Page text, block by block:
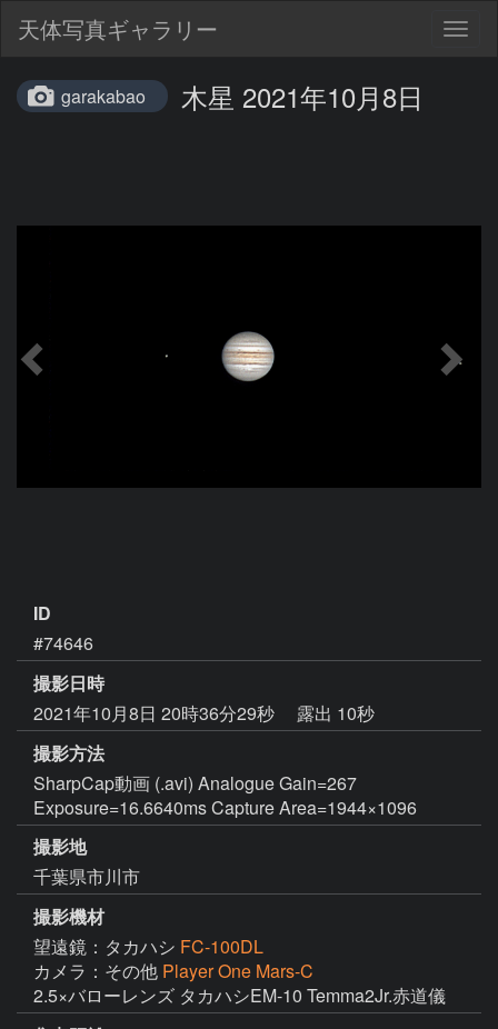
天体写真ギャラリー
garakabao 木星 2021年10月8日
ID
#74646
撮影日時
2021年10月8日 20時36分29秒
露出 10秒
撮影方法
SharpCap動画 (.avi) Analogue Gain=267
Exposure=16.6640ms Capture Area=1944×1096
撮影地
千葉県市川市
撮影機材
望遠鏡：タカハシ FC-100DL
カメラ：その他 Player One Mars-C
2.5×バローレンズ タカハシEM-10 Temma2Jr.赤道儀